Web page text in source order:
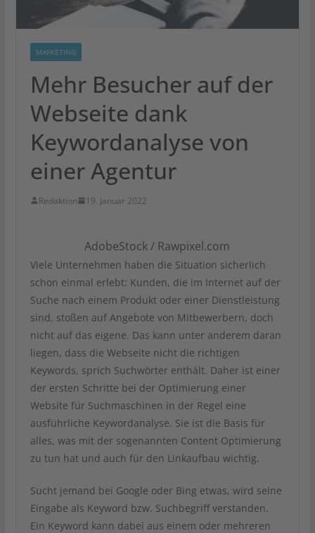
MARKETING
Mehr Besucher auf der
Webseite dank
Keywordanalyse von
einer Agentur
Redaktion 19. Januar 2022
AdobeStock / Rawpixel.com
Viele Unternehmen haben die Situation sicherlich
schon einmal erlebt: Kunden, die im Internet auf der
Suche nach einem Produkt oder einer Dienstleistung
sind, stoßen auf Angebote von Mitbewerbern, doch
nicht auf das eigene. Das kann unter anderem daran
liegen, dass die Webseite nicht die richtigen
Keywords, sprich Suchwörter enthält. Daher ist einer
der ersten Schritte bei der Optimierung einer
Website für Suchmaschinen in der Regel eine
ausführliche Keywordanalyse. Sie ist die Basis für
alles, was mit der sogenannten Content Optimierung
zu tun hat und auch für den Linkaufbau wichtig.
Sucht jemand bei Google oder Bing etwas, wird seine
Eingabe als Keyword bzw. Suchbegriff verstanden.
Ein Keyword kann dabei aus einem oder mehreren